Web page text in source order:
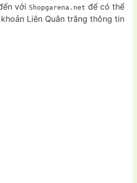
với Shopgarena.net để có thể
Liên Quân trắng thông tin